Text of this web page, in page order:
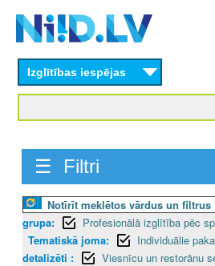
content
Izglītības iespējas
☰ Filtri
Notīrīt meklētos vārdus un filtrus
grupa:
Profesionālā izglītība pēc
Tematiskā joma:
Individuālie
detalizēti :
Viesnīcu un restorānu